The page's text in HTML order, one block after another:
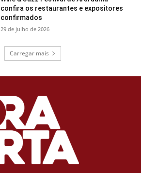
confira os restaurantes e expositores
confirmados
29 de julho de 2026
Carregar mais